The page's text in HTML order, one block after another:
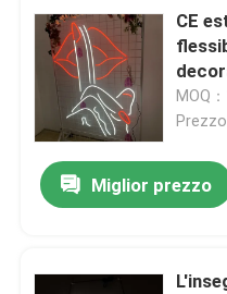
CE
MOQ
Miglior prezzo